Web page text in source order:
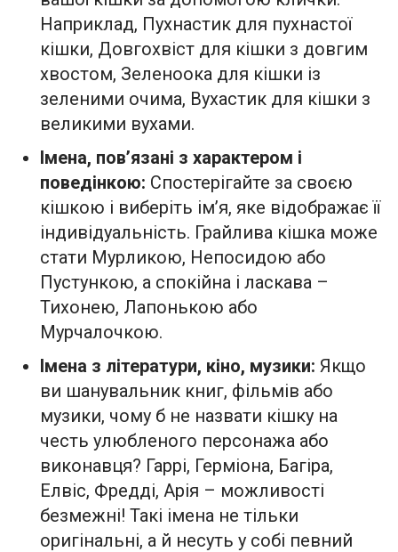
Наприклад, Пухнастик для пухнастої
кішки, Довгохвіст для кішки з довгим
хвостом, Зеленоока для кішки із
зеленими очима, Вухастик для кішки з
великими вухами.
Імена, пов’язані з характером і
поведінкою: Спостерігайте за своєю
кішкою і виберіть ім’я, яке відображає її
індивідуальність. Грайлива кішка може
стати Мурликою, Непосидою або
Пустункою, а спокійна і ласкава –
Тихонею, Лапонькою або
Мурчалочкою.
Імена з літератури, кіно, музики: Якщо
ви шанувальник книг, фільмів або
музики, чому б не назвати кішку на
честь улюбленого персонажа або
виконавця? Гаррі, Герміона, Багіра,
Елвіс, Фредді, Арія – можливості
безмежні! Такі імена не тільки
оригінальні, а й несуть у собі певний